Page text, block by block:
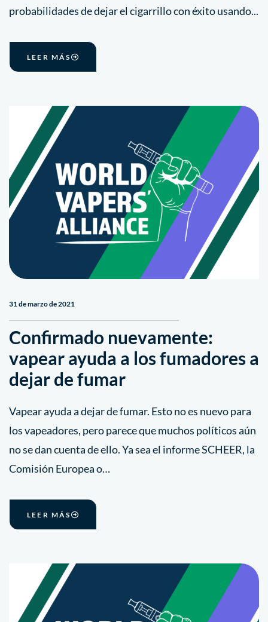
probabilidades de dejar el cigarrillo con éxito usando...
LEER MÁS
31 de marzo de 2021
Confirmado nuevamente:
vapear ayuda a los fumadores a
dejar de fumar
Vapear ayuda a dejar de fumar. Esto no es nuevo para
los vapeadores, pero parece que muchos políticos aún
no se dan cuenta de ello. Ya sea el informe SCHEER, la
Comisión Europea o…
LEER MÁS